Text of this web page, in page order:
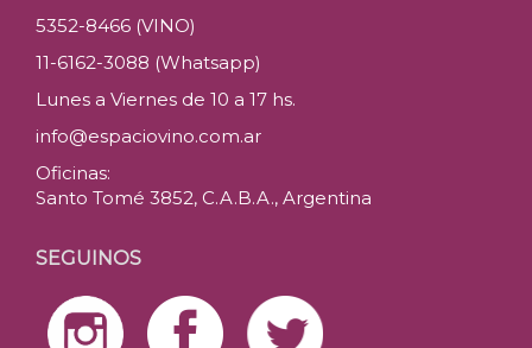
5352-8466 (VINO)
11-6162-3088 (Whatsapp)
Lunes a Viernes de 10 a 17 hs.
info@espaciovino.com.ar
Oficinas:
Santo Tomé 3852, C.A.B.A., Argentina
SEGUINOS